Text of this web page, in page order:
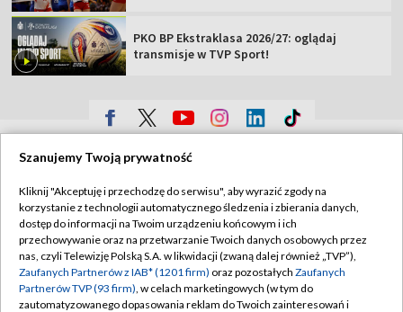
PKO BP Ekstraklasa 2026/27: oglądaj
transmisje w TVP Sport!
Sklep TVP
Biuro Reklamy
Oferta Handlowa
Telegazeta ogłoszenia
Polityka prywatności
Moje zgody
Biuro reklamy
Kontakt
Szanujemy Twoją prywatność
Kliknij "Akceptuję i przechodzę do serwisu", aby wyrazić zgody na
korzystanie z technologii automatycznego śledzenia i zbierania danych,
dostęp do informacji na Twoim urządzeniu końcowym i ich
przechowywanie oraz na przetwarzanie Twoich danych osobowych przez
nas, czyli Telewizję Polską S.A. w likwidacji (zwaną dalej również „TVP”),
Zaufanych Partnerów z IAB* (1201 firm) oraz pozostałych Zaufanych
Partnerów TVP (93 firm), w celach marketingowych (w tym do
zautomatyzowanego dopasowania reklam do Twoich zainteresowań i